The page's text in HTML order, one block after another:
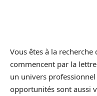
Vous êtes à la
commencent par la lettre
un univers
opportunités sont aussi